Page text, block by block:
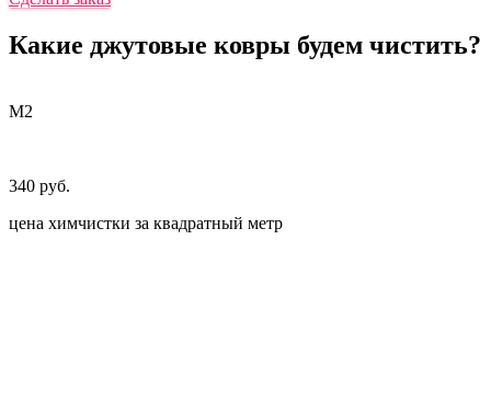
Какие джутовые ковры будем чистить?
М2
340 руб.
цена химчистки за квадратный метр